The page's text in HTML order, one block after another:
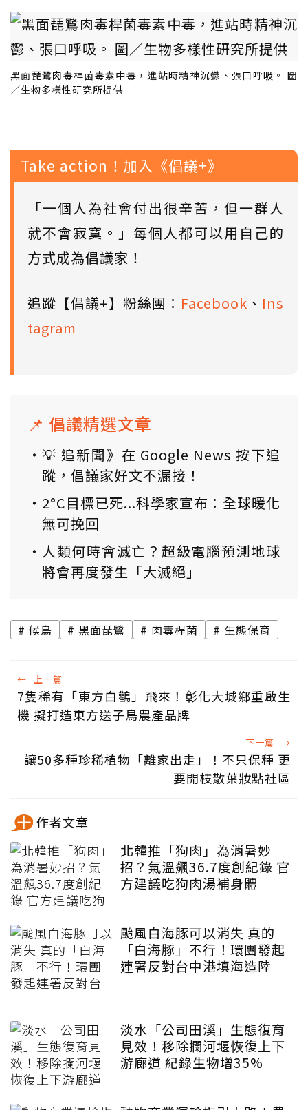
黑面琵鷺肉毒桿菌毒素中毒，進站時精神沉鬱、張口呼吸。 圖
／生物多樣性研究所提供
Take action！加入《倡議+》
「一個人為社會付出很辛苦，但一群人
就不會寂寞。」每個人都可以用自己的
方式成為倡議家！
追蹤【倡議+】粉絲團： Facebook 、 Ins
tagram
📌 倡議精選文章
💡 追新聞》在 Google News 按下追
蹤，倡議家好文不漏接！
2°C目標已死...科學家宣布：全球暖化
無可挽回
人類何時會滅亡？超級電腦預測地球
將會再度發生「大滅絕」
候鳥 黑面琵鷺 肉毒桿菌 生態保育
← 上一篇
7隻稀有「東方白鸛」飛來！彰化大城鄉重啟生
機 擬打造東方送子鳥農產品牌
下一篇 →
讓50多種珍稀植物「離家出走」！不只保種 更
要開枝散葉妝點社區
作者文章
北韓推「狗肉」為消暑妙
招？氣溫飆36.7度創紀錄 官
方建議吃狗肉湯補身體
颱風白海豚可以消失 真的
「白海豚」不行！環團發起
連署反對台中港填海造陸
淡水「公司田溪」生態復育
見效！移除攔河堰恢復上下
游廊道 紀錄生物增35%